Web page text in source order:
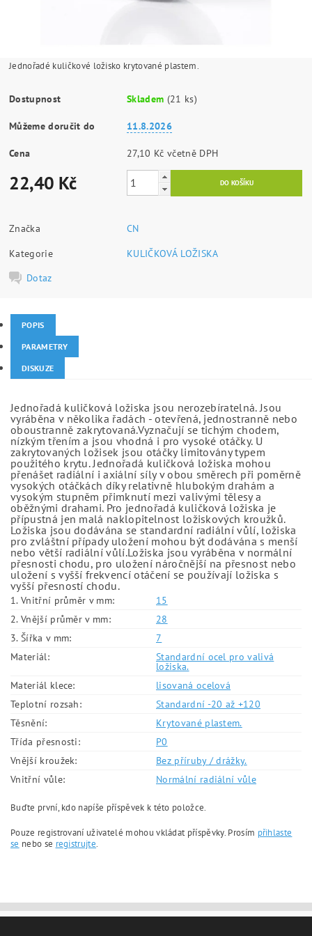
Jednořadé kuličkové ložisko krytované plastem.
Dostupnost Skladem (21 ks)
Můžeme doručit do 11.8.2026
Cena 27,10 Kč včetně DPH
22,40 Kč
Značka
CN
Kategorie
KULIČKOVÁ LOŽISKA
Dotaz
POPIS
PARAMETRY
DISKUZE
Jednořadá kuličková ložiska jsou nerozebíratelná. Jsou
vyráběna v několika řadách - otevřená, jednostranně nebo
oboustranně zakrytovaná.Vyznačují se tichým chodem,
nízkým třením a jsou vhodná i pro vysoké otáčky. U
zakrytovaných ložisek jsou otáčky limitovány typem
použitého krytu. Jednořadá kuličková ložiska mohou
přenášet radiální i axiální síly v obou směrech při poměrně
vysokých otáčkách díky relativně hlubokým drahám a
vysokým stupněm přimknutí mezi valivými tělesy a
oběžnými drahami. Pro jednořadá kuličková ložiska je
přípustná jen malá naklopitelnost ložiskových kroužků.
Ložiska jsou dodávána se standardní radiální vůlí, ložiska
pro zvláštní případy uložení mohou být dodávána s menší
nebo větší radiální vůlí.Ložiska jsou vyráběna v normální
přesnosti chodu, pro uložení náročnější na přesnost nebo
uložení s vyšší frekvencí otáčení se používají ložiska s
vyšší přesností chodu.
1. Vnitřní průměr v mm:
15
2. Vnější průměr v mm:
28
3. Šířka v mm:
7
Materiál:
Standardní ocel pro valivá
ložiska.
Materiál klece:
lisovaná ocelová
Teplotní rozsah:
Standardní -20 až +120
Těsnění:
Krytované plastem.
Třída přesnosti:
P0
Vnější kroužek:
Bez příruby / drážky.
Vnitřní vůle:
Normální radiální vůle
Buďte první, kdo napíše příspěvek k této položce.
Pouze registrovaní uživatelé mohou vkládat příspěvky. Prosím přihlaste
se nebo se registrujte.